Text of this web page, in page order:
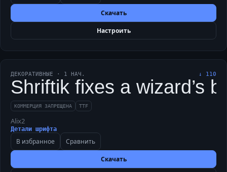
Скачать
Настроить
ДЕКОРАТИВНЫЕ · 1 НАЧ. ↓ 110
Shriftik fixes a wizard’s
КОММЕРЦИЯ ЗАПРЕЩЕНА TTF
Alix2
Детали шрифта
В избранное Сравнить
Скачать